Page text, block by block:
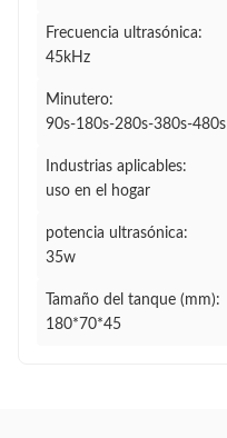
Frecuencia ultrasónica:
45kHz
Minutero:
90s-180s-280s-380s-480s
Industrias aplicables:
uso en el hogar
potencia ultrasónica:
35w
Tamaño del tanque (mm):
180*70*45